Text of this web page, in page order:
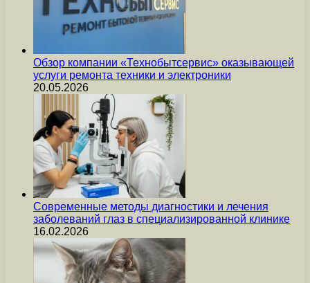
Обзор компании «Технобытсервис» оказывающей
услуги ремонта техники и электроники
20.05.2026
Современные методы диагностики и лечения
заболеваний глаз в специализированной клинике
16.02.2026